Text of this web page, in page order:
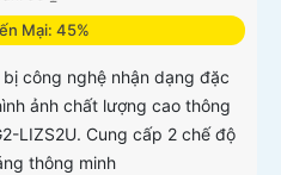
Mại: 45%
công nghệ nhận dạng đặc
ảnh chất lượng cao thông
LIZS2U. Cung cấp 2 chế độ
thông minh